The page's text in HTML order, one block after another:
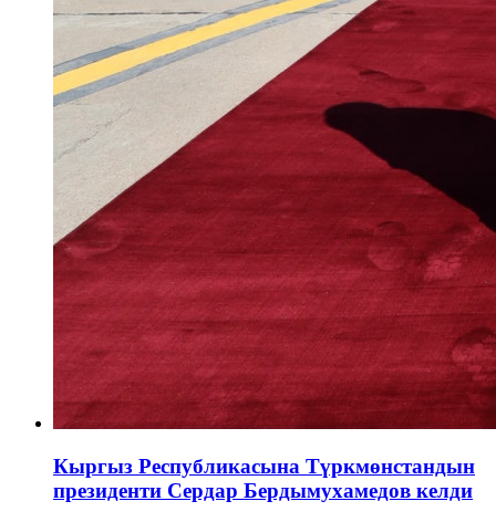
Кыргыз Республикасына Түркмөнстандын
президенти Сердар Бердымухамедов келди